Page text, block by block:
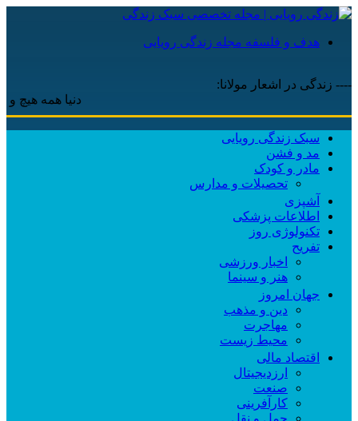
هدف و فلسفه مجله زندگی رویایی
---- زندگی در اشعار مولانا:
دنیا همه هیچ و اهل
سبک زندگی رویایی
مد و فشن
مادر و کودک
تحصیلات و مدارس
آشپزی
اطلاعات پزشکی
تکنولوژی روز
تفریح
اخبار ورزشی
هنر و سینما
جهان امروز
دین و مذهب
مهاجرت
محیط زیست
اقتصاد مالی
ارزدیجیتال
صنعت
کارآفرینی
حمل و نقل